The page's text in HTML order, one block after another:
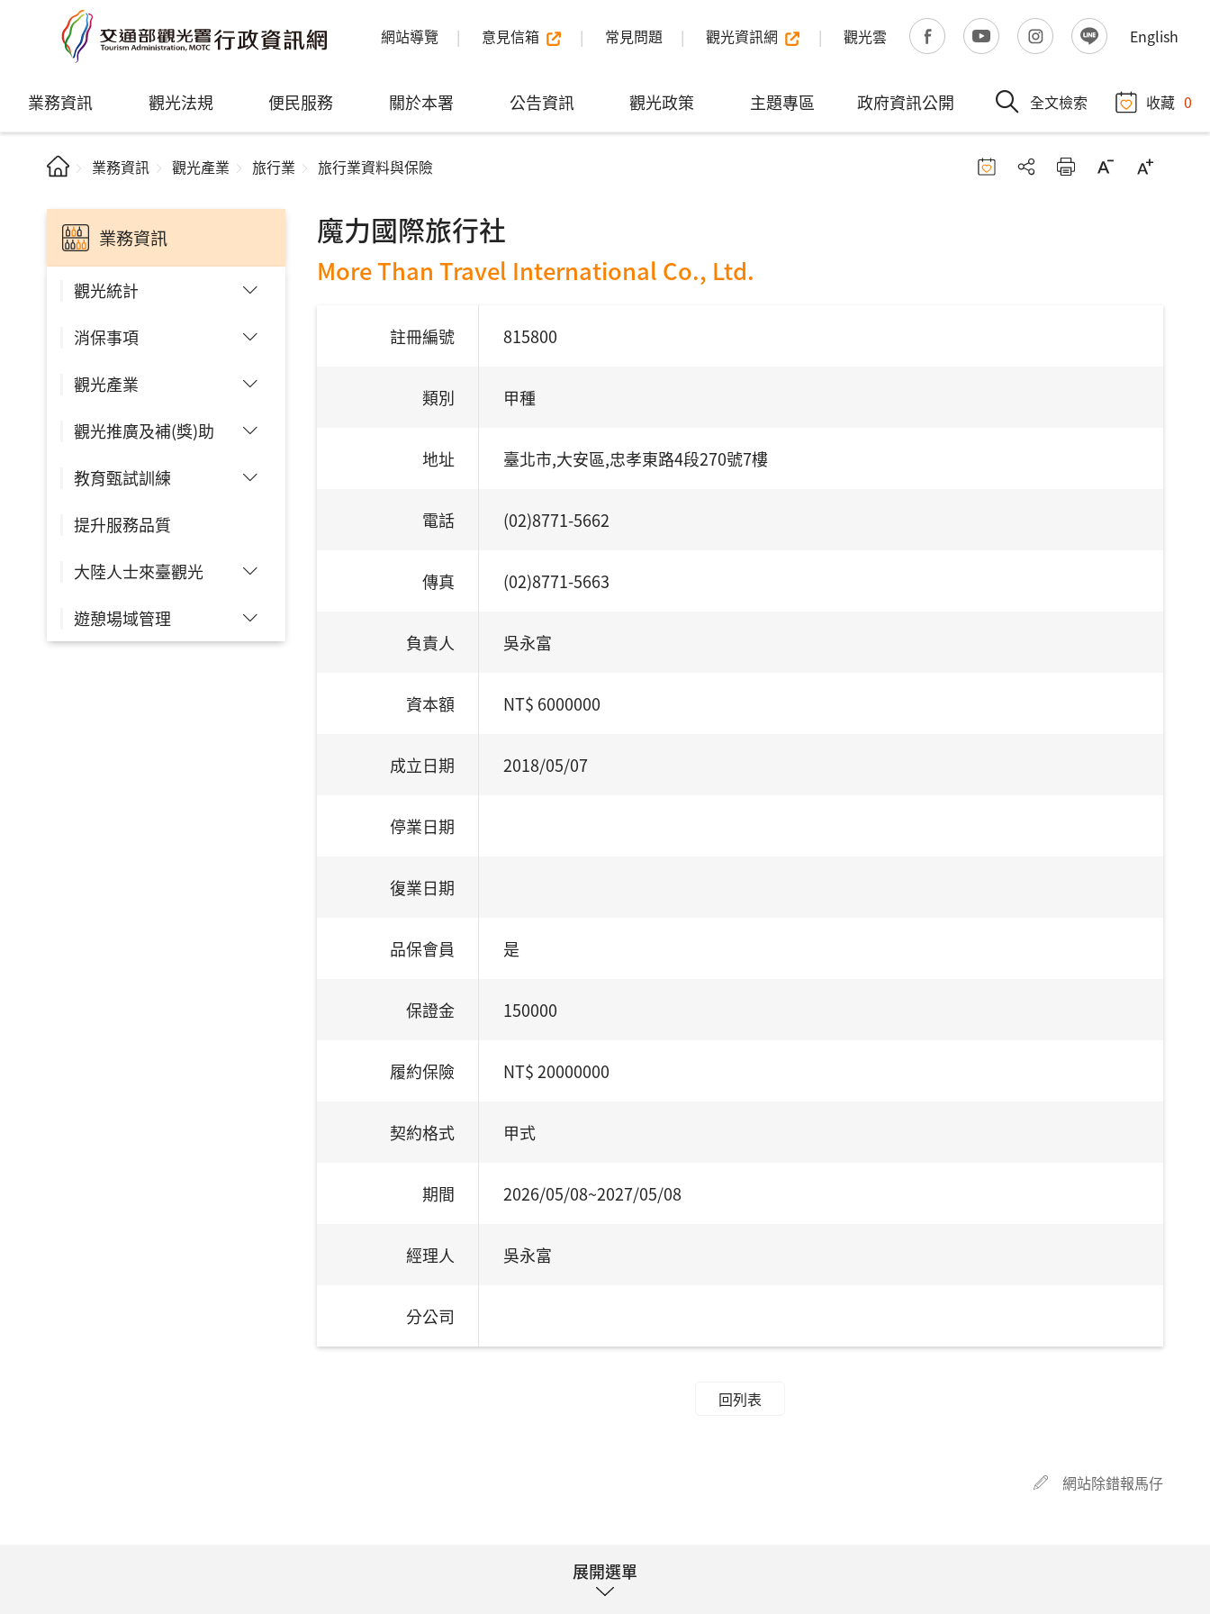
網站導覽 意見信箱 常見問題 觀光資訊網 觀光雲 English
業務資訊 觀光法規 便民服務 關於本署 公告資訊 觀光政策 主題專區 政府資訊公開 全文檢索 收藏 0
業務資訊 觀光產業 旅行業 旅行業資料與保險
業務資訊
觀光統計
消保事項
觀光產業
觀光推廣及補(獎)助
教育甄試訓練
提升服務品質
大陸人士來臺觀光
遊憩場域管理
魔力國際旅行社
More Than Travel International Co., Ltd.
註冊編號 815800
類別 甲種
地址 臺北市,大安區,忠孝東路4段270號7樓
電話 (02)8771-5662
傳真 (02)8771-5663
負責人 吳永富
資本額 NT$ 6000000
成立日期 2018/05/07
停業日期
復業日期
品保會員 是
保證金 150000
履約保險 NT$ 20000000
契約格式 甲式
期間 2026/05/08~2027/05/08
經理人 吳永富
分公司
回列表
網站除錯報馬仔
展開選單